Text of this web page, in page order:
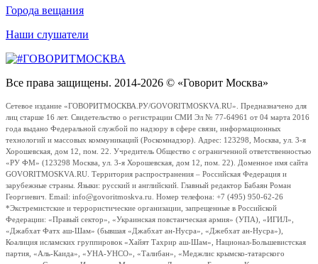
Города вещания
Наши слушатели
Все права защищены. 2014-2026 © «Говорит Москва»
Сетевое издание «ГОВОРИТМОСКВА.РУ/GOVORITMOSKVA.RU». Предназначено для
лиц старше 16 лет. Свидетельство о регистрации СМИ Эл № 77-64961 от 04 марта 2016
года выдано Федеральной службой по надзору в сфере связи, информационных
технологий и массовых коммуникаций (Роскомнадзор). Адрес: 123298, Москва, ул. 3-я
Хорошевская, дом 12, пом. 22. Учредитель Общество с ограниченной ответственностью
«РУ ФМ» (123298 Москва, ул. 3-я Хорошевская, дом 12, пом. 22). Доменное имя сайта
GOVORITMOSKVA.RU. Территория распространения – Российская Федерация и
зарубежные страны. Языки: русский и английский. Главный редактор Бабаян Роман
Георгиевич. Email: info@govoritmoskva.ru. Номер телефона: +7 (495) 950-62-26
*Экстремистские и террористические организации, запрещенные в Российской
Федерации: «Правый сектор», «Украинская повстанческая армия» (УПА), «ИГИЛ»,
«Джабхат Фатх аш-Шам» (бывшая «Джабхат ан-Нусра», «Джебхат ан-Нусра»),
Коалиция исламских группировок «Хайят Тахрир аш-Шам», Национал-Большевистская
партия, «Аль-Каида», «УНА-УНСО», «Талибан», «Меджлис крымско-татарского